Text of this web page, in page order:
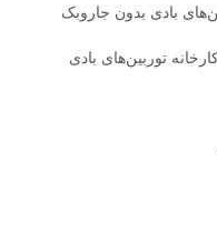
بادی بدون جاروبک
توربین‌های بادی